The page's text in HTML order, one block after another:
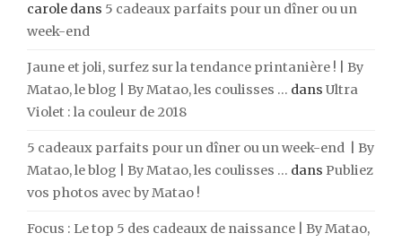
carole dans 5 cadeaux parfaits pour un dîner ou un
week-end
Jaune et joli, surfez sur la tendance printanière ! | By
Matao, le blog | By Matao, les coulisses ... dans Ultra
Violet : la couleur de 2018
5 cadeaux parfaits pour un dîner ou un week-end | By
Matao, le blog | By Matao, les coulisses ... dans Publiez
vos photos avec by Matao !
Focus : Le top 5 des cadeaux de naissance | By Matao,